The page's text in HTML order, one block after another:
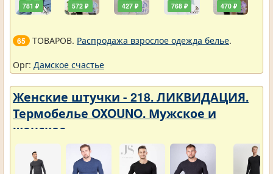
781 ₽ 572 ₽ 427 ₽ 768 ₽ 470 ₽
65 ТОВАРОВ. Распродажа взрослое одежда белье.
Орг: Дамское счастье
Женские штучки - 218. ЛИКВИДАЦИЯ.
Термобелье OXOUNO. Мужское и
женское